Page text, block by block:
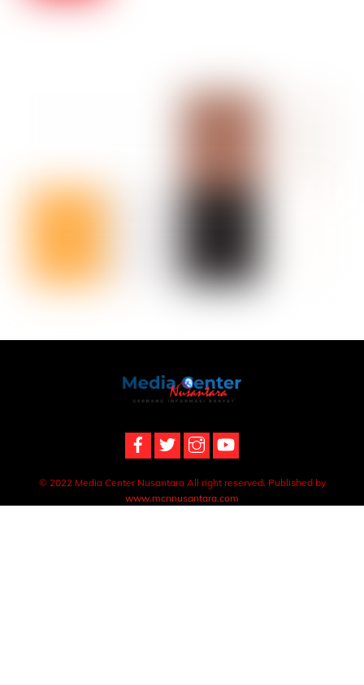
Back
To
© 2022 Media Center Nusantara All right reserved. Published by
www.mcnnusantara.com